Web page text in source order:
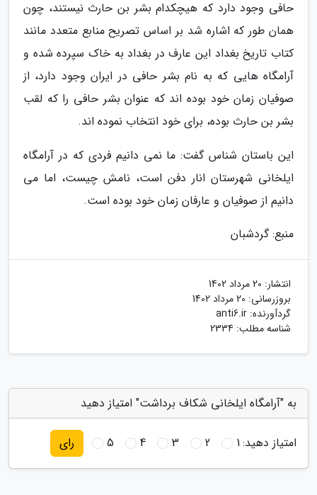
حافی وجود دارد که هیچکدام بشر بن حارث نیستند، چون
همان طور که اشاره شد بر اساس تصریح منابع متعدد مانند
کتاب تاریخ بغداد این عارف در بغداد به خاک سپرده شده و
آرامگاه هایی که به نام بشر حافی در ایران وجود دارد، از
صوفیان زمان خود بوده اند که عنوان بشر حافی را که لقب
بشر بن حارث بوده، برای خود انتخاب نموده اند.
این باستان شناس گفت: ما نمی دانیم فردی که در آرامگاه
ایلخانی شهرستان انار دفن است، نامش چیست، اما می
دانیم از صوفیان و عارفان زمان خود بوده است.
منبع: گردشبان
انتشار: 20 مرداد 1402
بروزرسانی: 20 مرداد 1402
گردآورنده: anti6.ir
شناسه مطلب: 2334
به "آرامگاه ایلخانی شکاف برداشت" امتیاز دهید
امتیاز دهید:1
2
3
4
5 رای